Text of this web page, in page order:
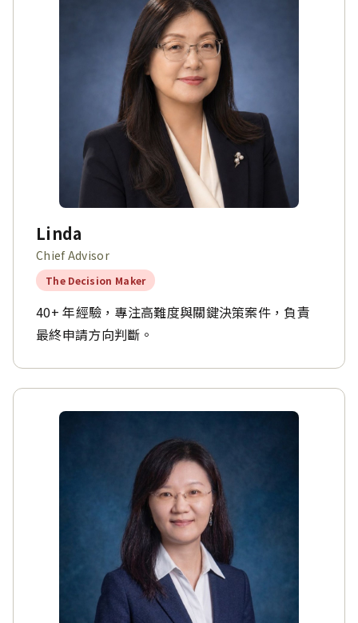
Linda
Chief Advisor
The Decision Maker
40+ 年經驗，專注高難度與關鍵決策案件，負責
最終申請方向判斷。